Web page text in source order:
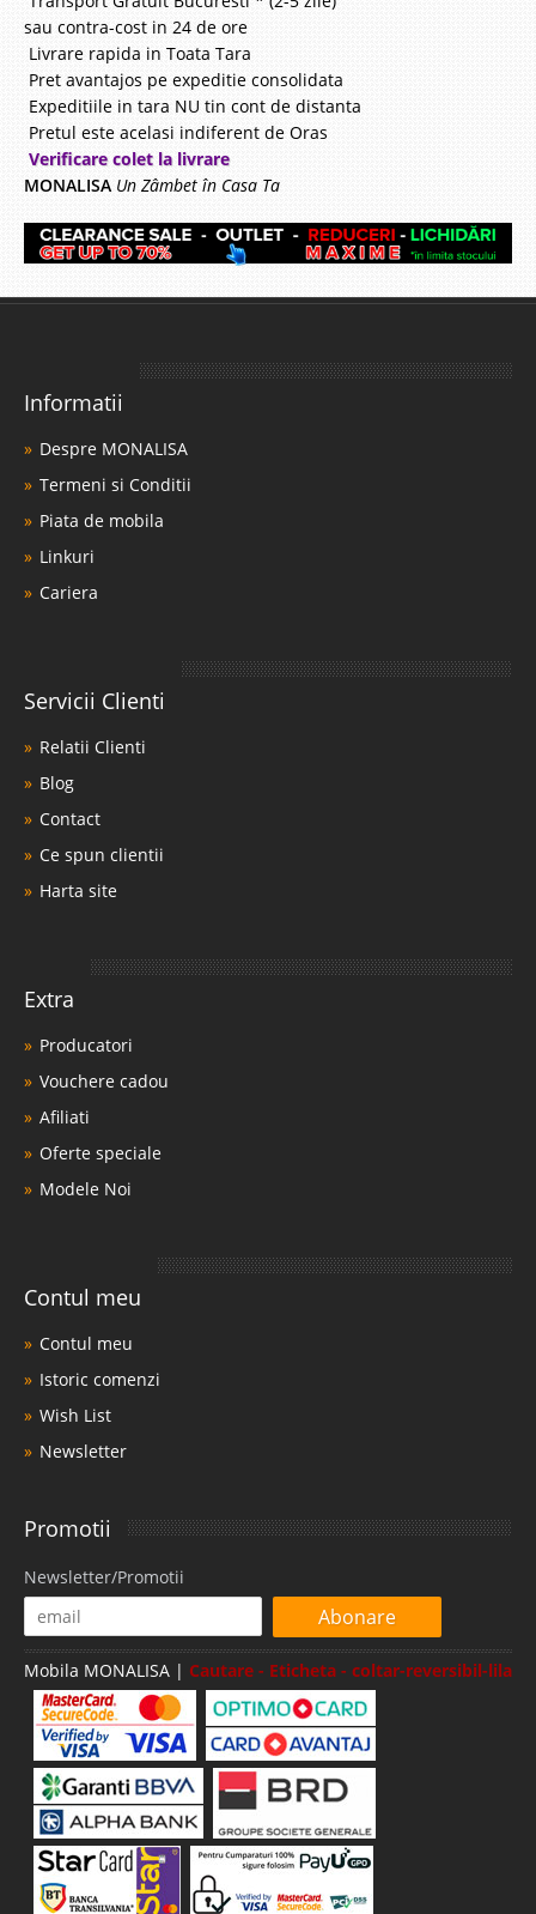
sau contra-cost in 24 de ore
Livrare rapida in Toata Tara
Pret avantajos pe expeditie consolidata
Expeditiile in tara NU tin cont de distanta
Pretul este acelasi indiferent de Oras
Verificare colet la livrare
MONALISA Un Zâmbet în Casa Ta
Informatii
Despre MONALISA
Termeni si Conditii
Piata de mobila
Linkuri
Cariera
Servicii Clienti
Relatii Clienti
Blog
Contact
Ce spun clientii
Harta site
Extra
Producatori
Vouchere cadou
Afiliati
Oferte speciale
Modele Noi
Contul meu
Contul meu
Istoric comenzi
Wish List
Newsletter
Promotii
Newsletter/Promotii
Abonare
Mobila MONALISA | Cautare - Eticheta - coltar-reversibil-lila